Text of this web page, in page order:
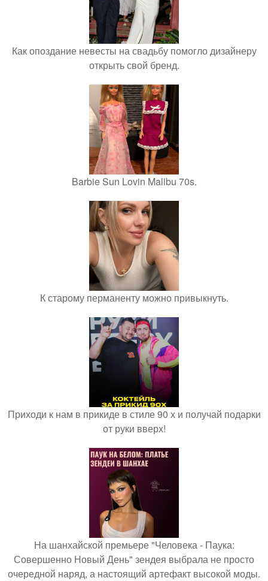
Как опоздание невесты на свадьбу помогло дизайнеру
открыть свой бренд.
Barbie Sun Lovin Malibu 70s.
К старому перманенту можно привыкнуть.
Приходи к нам в прикиде в стиле 90 х и получай подарки
от руки вверх!
На шанхайской премьере "Человека - Паука:
Совершенно Новый День" зендея выбрала не просто
очередной наряд, а настоящий артефакт высокой моды.